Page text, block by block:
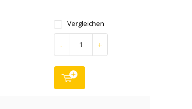
Vergleichen
- +